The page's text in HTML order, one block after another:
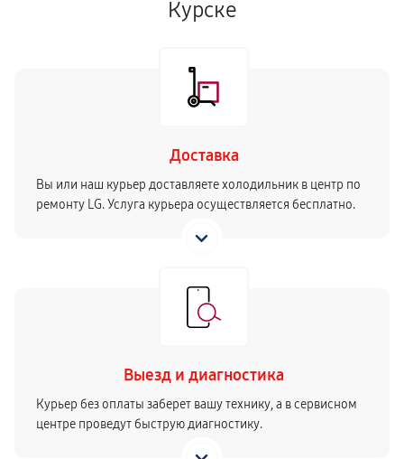
Курске
Доставка
Вы или наш курьер доставляете холодильник в центр по
ремонту LG. Услуга курьера осуществляется бесплатно.
Выезд и диагностика
Курьер без оплаты заберет вашу технику, а в сервисном
центре проведут быструю диагностику.